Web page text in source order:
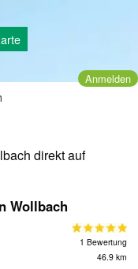
Anmelden
direkt auf
Wollbach
1 Bewertung
46.9 km